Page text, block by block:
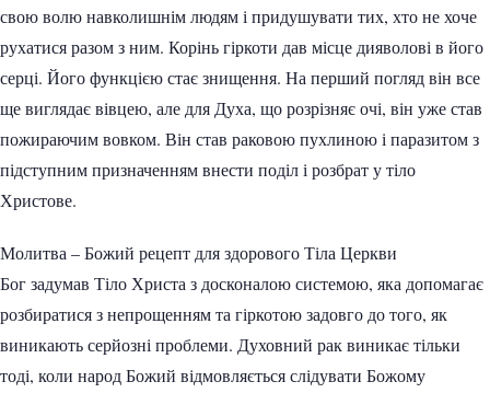
свою волю навколишнім людям і придушувати тих, хто не хоче
рухатися разом з ним. Корінь гіркоти дав місце дияволові в його
серці. Його функцією стає знищення. На перший погляд він все
ще виглядає вівцею, але для Духа, що розрізняє очі, він уже став
пожираючим вовком. Він став раковою пухлиною і паразитом з
підступним призначенням внести поділ і розбрат у тіло
Христове.
Молитва – Божий рецепт для здорового Тіла Церкви
Бог задумав Тіло Христа з досконалою системою, яка допомагає
розбиратися з непрощенням та гіркотою задовго до того, як
виникають серйозні проблеми. Духовний рак виникає тільки
тоді, коли народ Божий відмовляється слідувати Божому